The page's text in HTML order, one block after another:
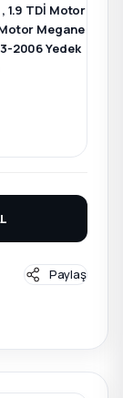
, 1.9 TDİ Motor
Megane
2006 Yedek
Paylaş